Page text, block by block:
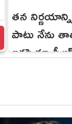
తన
పాటు నేను
ఇకపై మా
డిజిటల్
ఇండస్ట్రీ
ప్రధాన కారణం